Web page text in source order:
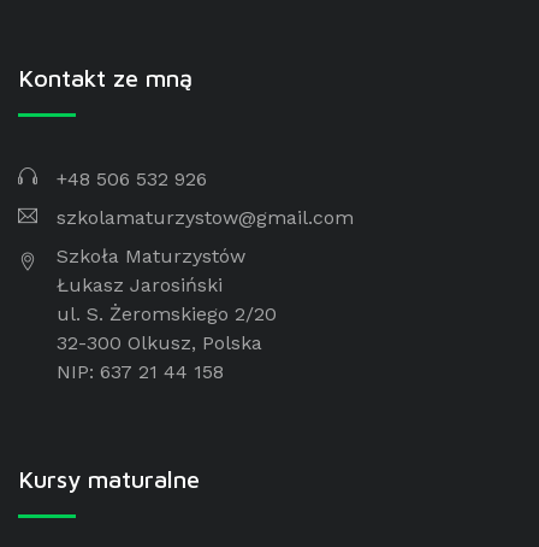
Kontakt ze mną
+48 506 532 926
szkolamaturzystow@gmail.com
Szkoła Maturzystów
Łukasz Jarosiński
ul. S. Żeromskiego 2/20
32-300 Olkusz, Polska
NIP: 637 21 44 158
Kursy maturalne